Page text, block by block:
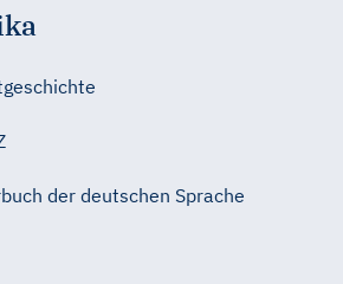
der deutschen Sprache